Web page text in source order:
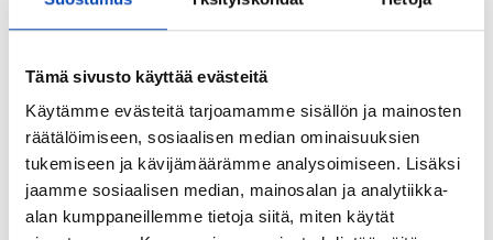
Tämä sivusto käyttää evästeitä
Käytämme evästeitä tarjoamamme sisällön ja mainosten
räätälöimiseen, sosiaalisen median ominaisuuksien
tukemiseen ja kävijämäärämme analysoimiseen. Lisäksi
jaamme sosiaalisen median, mainosalan ja analytiikka-
alan kumppaneillemme tietoja siitä, miten käytät
Maali ja tapetti
Ei takkaa
Parveke: